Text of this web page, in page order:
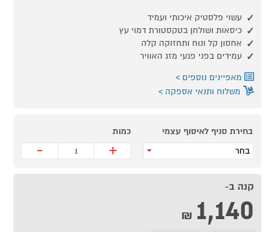
עשוי פלסטיק איכותי ועמיד
כיסאות ושולחן בטקסטורת דמוי עץ
אחסון קל ונוח ותחזוקה קלה
עמידים בפני פגעי מזג האוויר
מאפיינים נוספים
משלוח ותנאי אספקה
בחירת סניף לאיסוף עצמי
בחר
כמות
+
-
קנה ב-
1,140
₪